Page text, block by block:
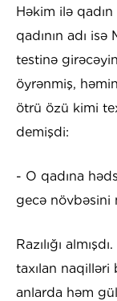
Həkim ilə
qadının adı
testinə
öyrənmiş,
ötrü özü kimi
demişdi:
- O qadına
gecə növbəsini
Razılığı
taxılan naqilləri
anlarda həm